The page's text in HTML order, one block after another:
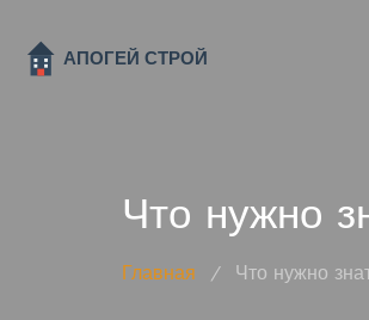
Что нужно
Главная / Что нужно